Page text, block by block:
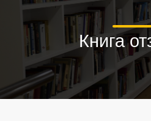
Книга